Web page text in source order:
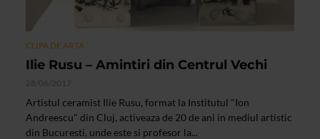
CLIPA DE ARTA
Ilie Rusu – Amintiri din Centrul Vechi
28/06/2017
Artistul ceramist Ilie Rusu, format la Institutul "Ion
Andreescu" din Cluj, activeaza de 20 de ani in mediul artistic
din Bucuresti, unde este si profesor la...